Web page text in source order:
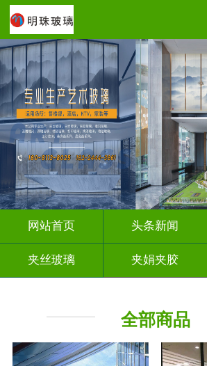
网站首页 头条新闻
夹丝玻璃 夹娟夹胶
工程玻璃
全部商品